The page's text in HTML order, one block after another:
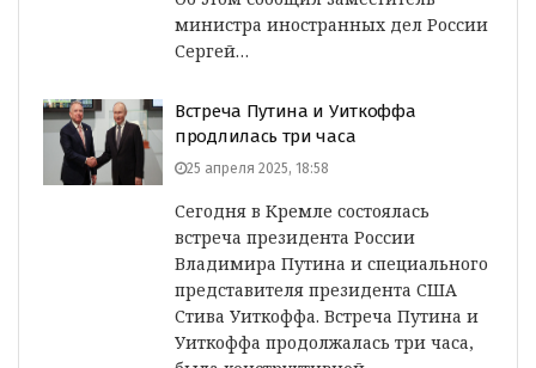
министра иностранных дел России
Сергей…
Встреча Путина и Уиткоффа
продлилась три часа
25 апреля 2025, 18:58
Сегодня в Кремле состоялась
встреча президента России
Владимира Путина и специального
представителя президента США
Стива Уиткоффа. Встреча Путина и
Уиткоффа продолжалась три часа,